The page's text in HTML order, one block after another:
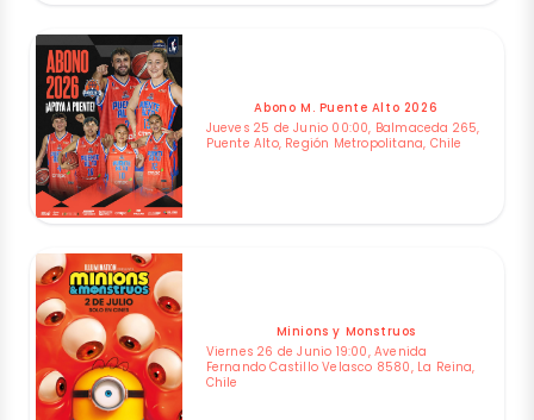
Abono M. Puente Alto 2026
Jueves 25 de Junio 00:00, Balmaceda 265,
Puente Alto, Región Metropolitana, Chile
Minions y Monstruos
Viernes 26 de Junio 19:00, Avenida
Fernando Castillo Velasco 8580, La Reina,
Chile